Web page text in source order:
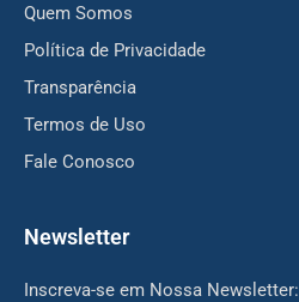
Quem Somos
Política de Privacidade
Transparência
Termos de Uso
Fale Conosco
Newsletter
Inscreva-se em Nossa Newsletter: